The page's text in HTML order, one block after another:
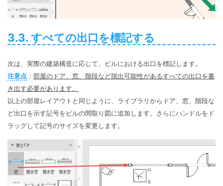
3.3. すべての出口を標記する
次は、実際の建築構造に応じて、ビルにおける出口を標記します。
注意点 ： 部屋のドア、窓、階段など脱出可能性があるすべての出口を書
き出す必要があります。
以上の部屋レイアウトと同じように、ライブラリからドア、窓、階段な
ど出口を示す記号をビルの間取り図に追加します。さらにハンドルをド
ラッグして記号のサイズを変更します。